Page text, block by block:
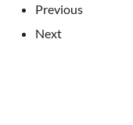
Previous
Next